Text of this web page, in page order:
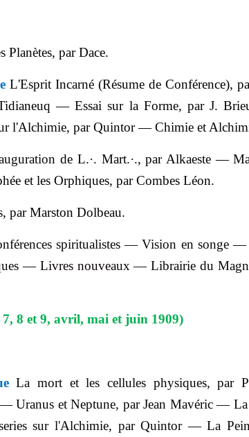
Planètes, par Dace.
L'Esprit Incarné (Résume de Conférence),
— Essai sur la Forme, par J.
l'Alchimie, parQuintor— Chimie et
de L.·. Mart.·., par Alkaeste—
et les Orphiques, par Combes Léon.
par Marston Dolbeau.
spiritualistes — Vision en songe —
— Livres nouveaux —Librairie du
8 et 9, avril, mai et juin 1909)
La mort et les cellules physiques, par
Uranus et Neptune, par Jean Mavéric— La
sur l'Alchimie, parQuintor— La